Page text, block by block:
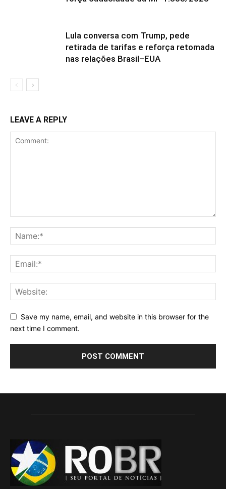
Lula conversa com Trump, pede
retirada de tarifas e reforça retomada
nas relações Brasil–EUA
LEAVE A REPLY
Save my name, email, and website in this browser for the
next time I comment.